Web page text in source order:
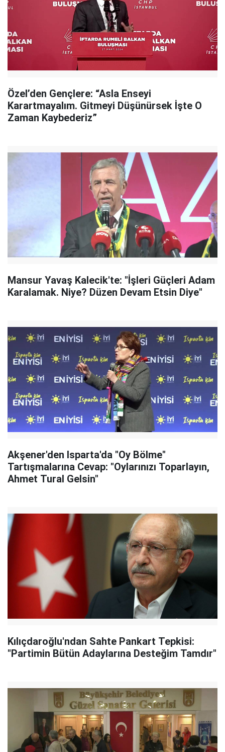
Özel’den Gençlere: “Asla Enseyi
Karartmayalım. Gitmeyi Düşünürsek İşte O
Zaman Kaybederiz”
Mansur Yavaş Kalecik'te: "İşleri Güçleri Adam
Karalamak. Niye? Düzen Devam Etsin Diye"
Akşener'den Isparta'da "Oy Bölme"
Tartışmalarına Cevap: "Oylarınızı Toparlayın,
Ahmet Tural Gelsin"
Kılıçdaroğlu'ndan Sahte Pankart Tepkisi:
"Partimin Bütün Adaylarına Desteğim Tamdır"